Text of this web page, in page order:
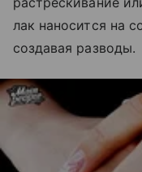
лак наносится на
создавая разводы.